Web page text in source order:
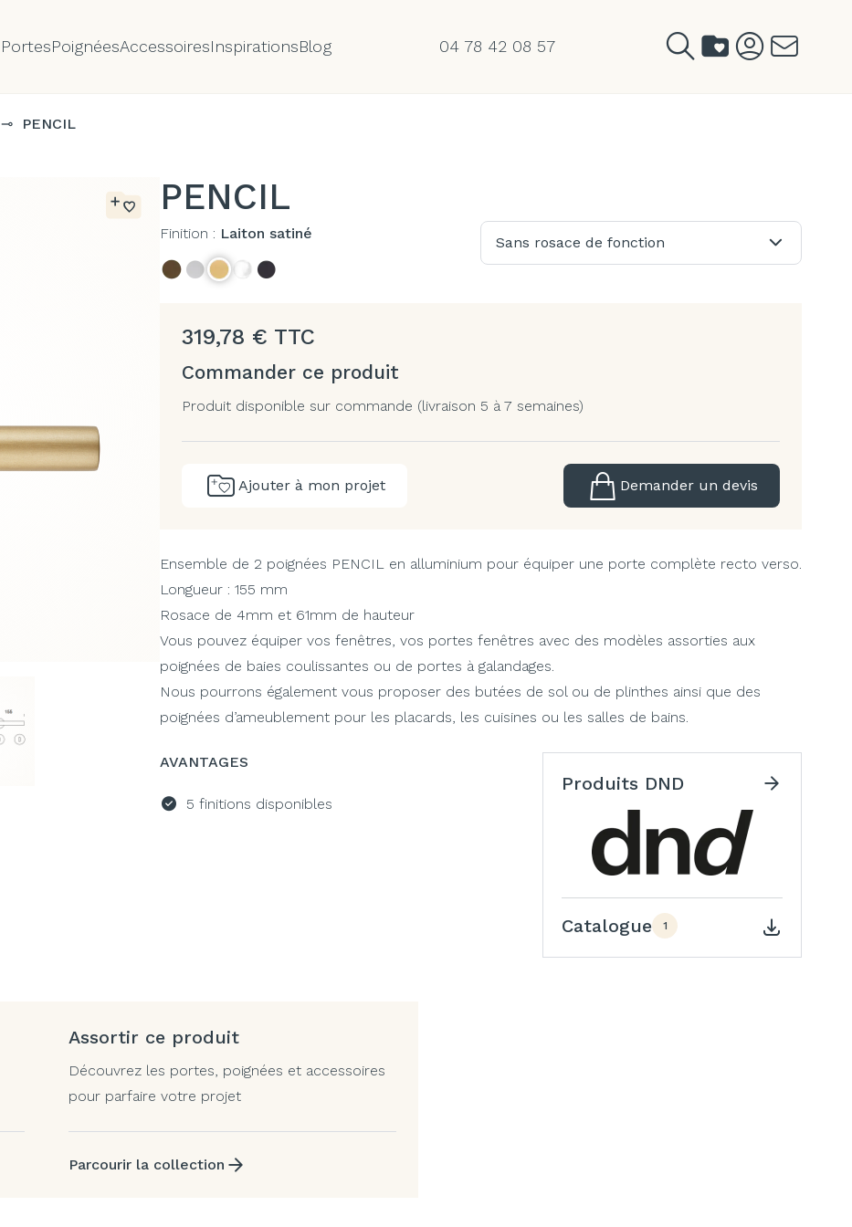
PortesPoignéesAccessoiresInspirationsBlog 04 78 42 08 57
⊸ PENCIL
PENCIL
Finition : Laiton satiné
Sans rosace de fonction
319,78 € TTC
Commander ce produit
Produit disponible sur commande (livraison 5 à 7 semaines)
Ajouter à mon projet Demander un devis
Ensemble de 2 poignées PENCIL en alluminium pour équiper une porte complète recto verso.
Longueur : 155 mm
Rosace de 4mm et 61mm de hauteur
Vous pouvez équiper vos fenêtres, vos portes fenêtres avec des modèles assorties aux
poignées de baies coulissantes ou de portes à galandages.
Nous pourrons également vous proposer des butées de sol ou de plinthes ainsi que des
poignées d’ameublement pour les placards, les cuisines ou les salles de bains.
AVANTAGES
5 finitions disponibles
Produits DND
Catalogue 1
Assortir ce produit
Découvrez les portes, poignées et accessoires
pour parfaire votre projet
Parcourir la collection